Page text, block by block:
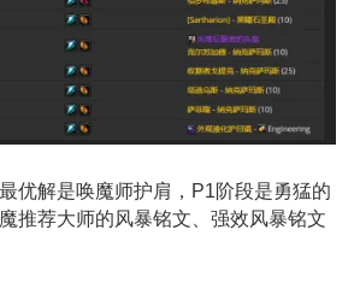
优解是唤魔师护肩，P1阶段是勇猛的
推荐大师的风暴铭文、强效风暴铭文